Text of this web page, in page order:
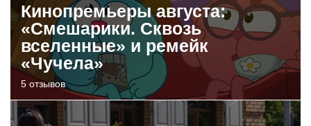
Кинопремьеры августа:
«Смешарики. Сквозь
вселенные» и ремейк
«Чучела»
5 отзывов